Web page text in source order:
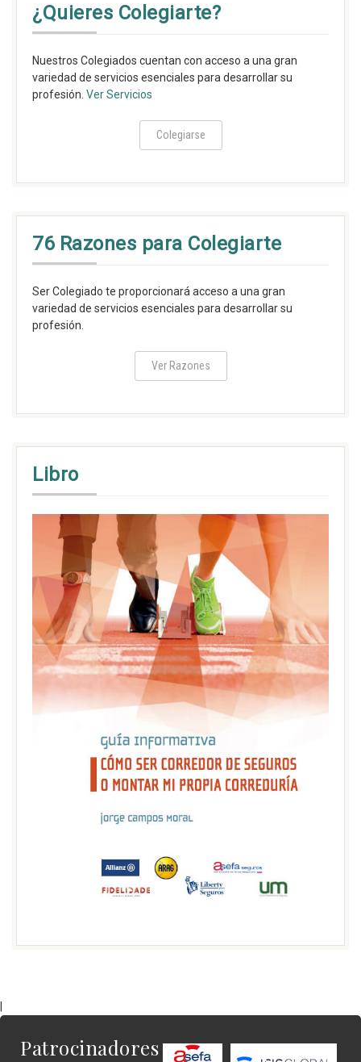
¿Quieres Colegiarte?
Nuestros Colegiados cuentan con acceso a una gran
variedad de servicios esenciales para desarrollar su
profesión. Ver Servicios
Colegiarse
76 Razones para Colegiarte
Ser Colegiado te proporcionará acceso a una gran
variedad de servicios esenciales para desarrollar su
profesión.
Ver Razones
Libro
Patrocinadores